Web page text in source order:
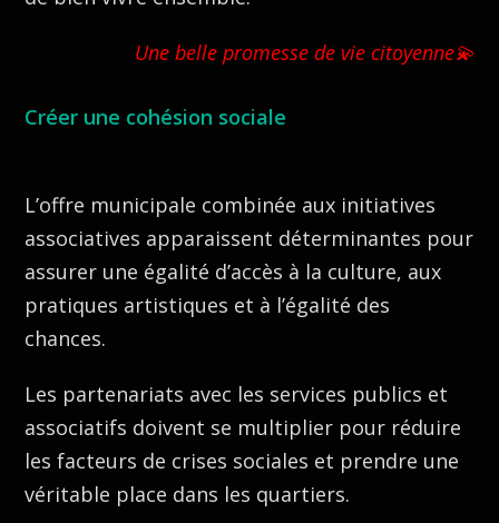
Une belle promesse de vie citoyenne💫
Créer une cohésion sociale
L’offre municipale combinée aux initiatives
associatives apparaissent déterminantes pour
assurer une égalité d’accès à la culture, aux
pratiques artistiques et à l’égalité des
chances.
Les partenariats avec les services publics et
associatifs doivent se multiplier pour réduire
les facteurs de crises sociales et prendre une
véritable place dans les quartiers.